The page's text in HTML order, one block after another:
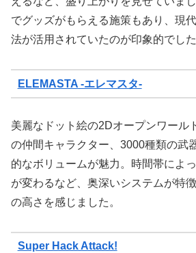
でグッズがもらえる施策もあり、現
法が活用されていたのが印象的でした
ELEMASTA -エレマスタ-
美麗なドット絵の2Dオープンワール
の仲間キャラクター、3000種類の武
的なボリュームが魅力。時間帯によ
が変わるなど、奥深いシステムが特
の高さを感じました。
Super Hack Attack!